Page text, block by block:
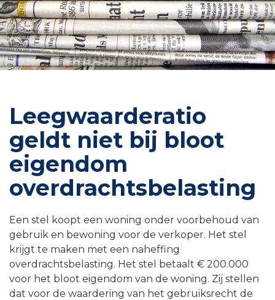
Leegwaarderatio
geldt niet bij bloot
eigendom
overdrachtsbelasting
Een stel koopt een woning onder voorbehoud van
gebruik en bewoning voor de verkoper. Het stel
krijgt te maken met een naheffing
overdrachtsbelasting. Het stel betaalt € 200.000
voor het bloot eigendom van de woning. Zij stellen
dat voor de waardering van het gebruiksrecht de